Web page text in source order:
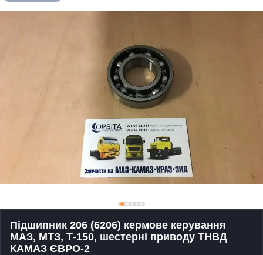
Підшипник 206 (6206) кермове керування
МАЗ, МТЗ, Т-150, шестерні приводу ТНВД
КАМАЗ ЄВРО-2